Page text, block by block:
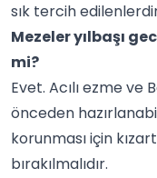
sık tercih
Mezeler yılbaşı
mi?
Evet. Acılı ezme ve
önceden
korunması için
bırakılmalıdır.